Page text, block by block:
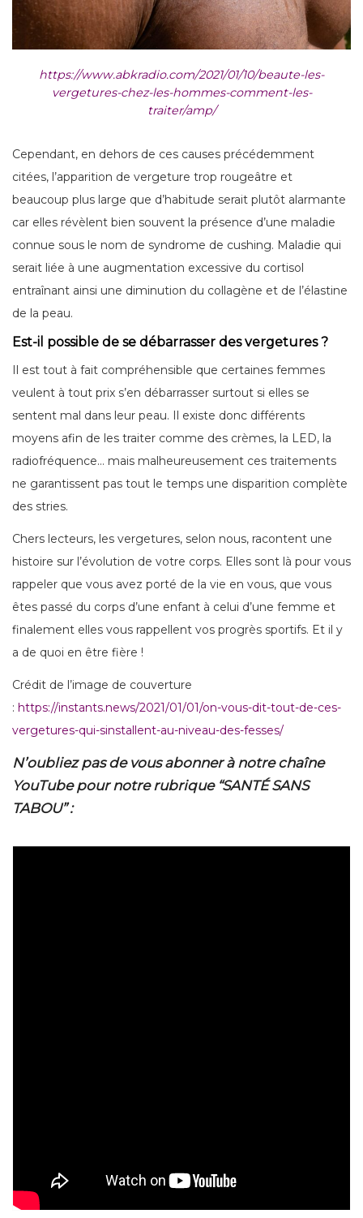
https://www.abkradio.com/2021/01/10/beaute-les-
vergetures-chez-les-hommes-comment-les-
traiter/amp/
Cependant, en dehors de ces causes précédemment
citées, l’apparition de vergeture trop rougeâtre et
beaucoup plus large que d’habitude serait plutôt alarmante
car elles révèlent bien souvent la présence d’une maladie
connue sous le nom de syndrome de cushing. Maladie qui
serait liée à une augmentation excessive du cortisol
entraînant ainsi une diminution du collagène et de l’élastine
de la peau.
Est-il possible de se débarrasser des vergetures ?
Il est tout à fait compréhensible que certaines femmes
veulent à tout prix s’en débarrasser surtout si elles se
sentent mal dans leur peau. Il existe donc différents
moyens afin de les traiter comme des crèmes, la LED, la
radiofréquence… mais malheureusement ces traitements
ne garantissent pas tout le temps une disparition complète
des stries.
Chers lecteurs, les vergetures, selon nous, racontent une
histoire sur l’évolution de votre corps. Elles sont là pour vous
rappeler que vous avez porté de la vie en vous, que vous
êtes passé du corps d’une enfant à celui d’une femme et
finalement elles vous rappellent vos progrès sportifs. Et il y
a de quoi en être fière !
Crédit de l’image de couverture
: https://instants.news/2021/01/01/on-vous-dit-tout-de-ces-
vergetures-qui-sinstallent-au-niveau-des-fesses/
N’oubliez pas de vous abonner à notre chaîne
YouTube pour notre rubrique “SANTÉ SANS
TABOU” :